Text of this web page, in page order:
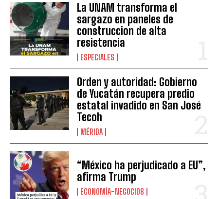
La UNAM transforma el
sargazo en paneles de
construccion de alta
resistencia
ESPECIALES
Orden y autoridad: Gobierno
de Yucatán recupera predio
estatal invadido en San José
Tecoh
MÉRIDA
“México ha perjudicado a EU”,
afirma Trump
ECONOMÍA-NEGOCIOS